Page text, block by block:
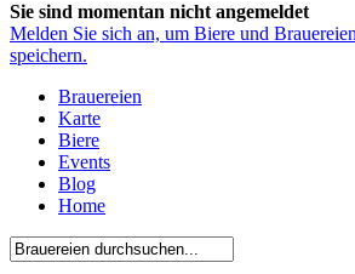
Sie sind momentan nicht angemeldet
Melden Sie sich an, um Biere und
speichern.
Brauereien
Karte
Biere
Events
Blog
Home